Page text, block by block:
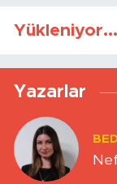
Yükleniyor...
Yazarlar